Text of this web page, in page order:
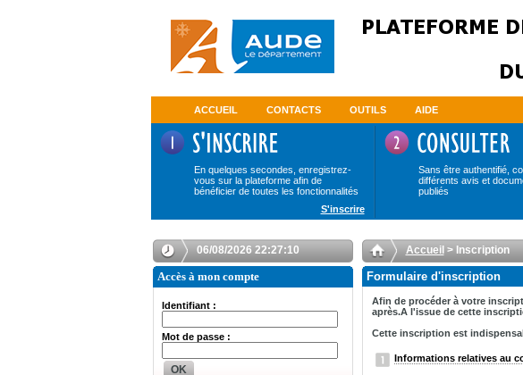
ACCUEIL CONTACTS OUTILS AIDE
En quelques secondes, enregistrez-
vous sur la plateforme afin de
bénéficier de toutes les fonctionnalités
Sans être authentifié,
différents avis et
publiés
S'inscrire
06/08/2026 22:27:10
Accès à mon compte
Identifiant :
Mot de passe :
OK
Accueil > Inscription
Formulaire d'inscription
Afin de procéder à votre
après.A l'issue de cette
Cette inscription est
Informations relatives au